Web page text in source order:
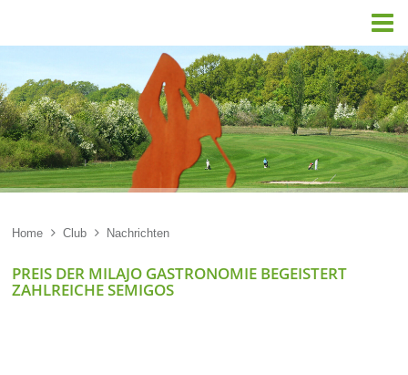

Home  Club  Nachrichten
PREIS DER MILAJO GASTRONOMIE BEGEISTERT
ZAHLREICHE SEMIGOS